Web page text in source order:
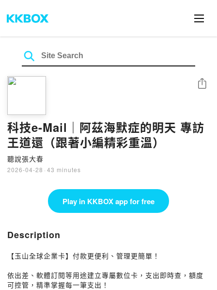
科技e-Mail｜阿茲海默症的明天 專訪
王道還（跟著小編精彩重溫）
聽說張大春
2026-04-28 · 43 minutes
Share
Play in KKBOX app for free
Description
【玉山全球企業卡】付款更便利、管理更簡單！
依出差、軟體訂閱等用途建立專屬數位卡，支出即時查，額度
可控管，精準掌握每一筆支出！